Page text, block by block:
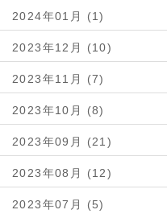
2024年01月 (1)
2023年12月 (10)
2023年11月 (7)
2023年10月 (8)
2023年09月 (21)
2023年08月 (12)
2023年07月 (5)